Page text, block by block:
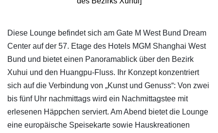
​Diese Lounge befindet sich am Gate M West Bund Dream
Center auf der 57. Etage des Hotels MGM Shanghai West
Bund und bietet einen Panoramablick über den Bezirk
Xuhui und den Huangpu-Fluss. Ihr Konzept konzentriert
sich auf die Verbindung von „Kunst und Genuss“: Von zwei
bis fünf Uhr nachmittags wird ein Nachmittagstee mit
erlesenen Häppchen serviert. Am Abend bietet die Lounge
eine europäische Speisekarte sowie Hauskreationen